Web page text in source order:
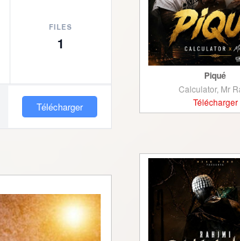
FILES
1
Télécharger
Piqué
Calculator, Mr
Télécharger